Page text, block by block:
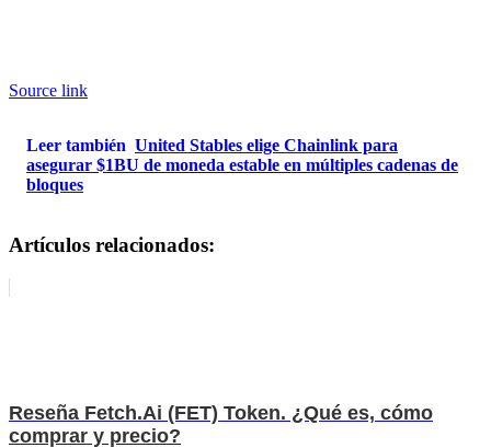
Source link
Leer también United Stables elige Chainlink para
asegurar $1BU de moneda estable en múltiples cadenas de
bloques
Artículos relacionados:
Reseña Fetch.Ai (FET) Token. ¿Qué es, cómo
comprar y precio?